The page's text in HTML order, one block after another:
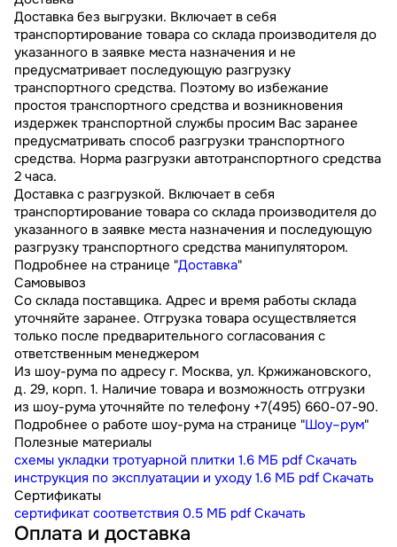
Доставка без выгрузки. Включает в себя
транспортирование товара со склада производителя до
указанного в заявке места назначения и не
предусматривает последующую разгрузку
транспортного средства. Поэтому во избежание
простоя транспортного средства и возникновения
издержек транспортной службы просим Вас заранее
предусматривать способ разгрузки транспортного
средства. Норма разгрузки автотранспортного средства
2 часа.
Доставка с разгрузкой. Включает в себя
транспортирование товара со склада производителя до
указанного в заявке места назначения и последующую
разгрузку транспортного средства манипулятором.
Подробнее на странице "Доставка"
Самовывоз
Со склада поставщика. Адрес и время работы склада
уточняйте заранее. Отгрузка товара осуществляется
только после предварительного согласования с
ответственным менеджером
Из шоу-рума по адресу г. Москва, ул. Кржижановского,
д. 29, корп. 1. Наличие товара и возможность отгрузки
из шоу-рума уточняйте по телефону +7(495) 660-07-90.
Подробнее о работе шоу-рума на странице "Шоу–рум"
Полезные материалы
схемы укладки тротуарной плитки 1.6 МБ pdf Скачать
инструкция по эксплуатации и уходу 1.6 МБ pdf Скачать
Сертификаты
сертификат соответствия 0.5 МБ pdf Скачать
Оплата и доставка